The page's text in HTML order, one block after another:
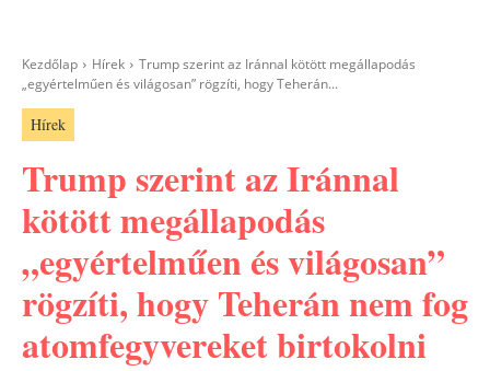
Kezdőlap Hírek
Trump szerint az Iránnal kötött megállapodás
„egyértelműen és világosan” rögzíti, hogy Teherán...
Hírek
Trump szerint az Iránnal
kötött megállapodás
„egyértelműen és világosan”
rögzíti, hogy Teherán nem fog
atomfegyvereket birtokolni